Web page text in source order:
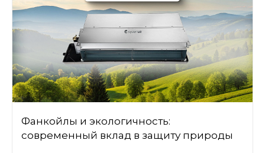
Фанкойлы и экологичность:
современный вклад в защиту природы